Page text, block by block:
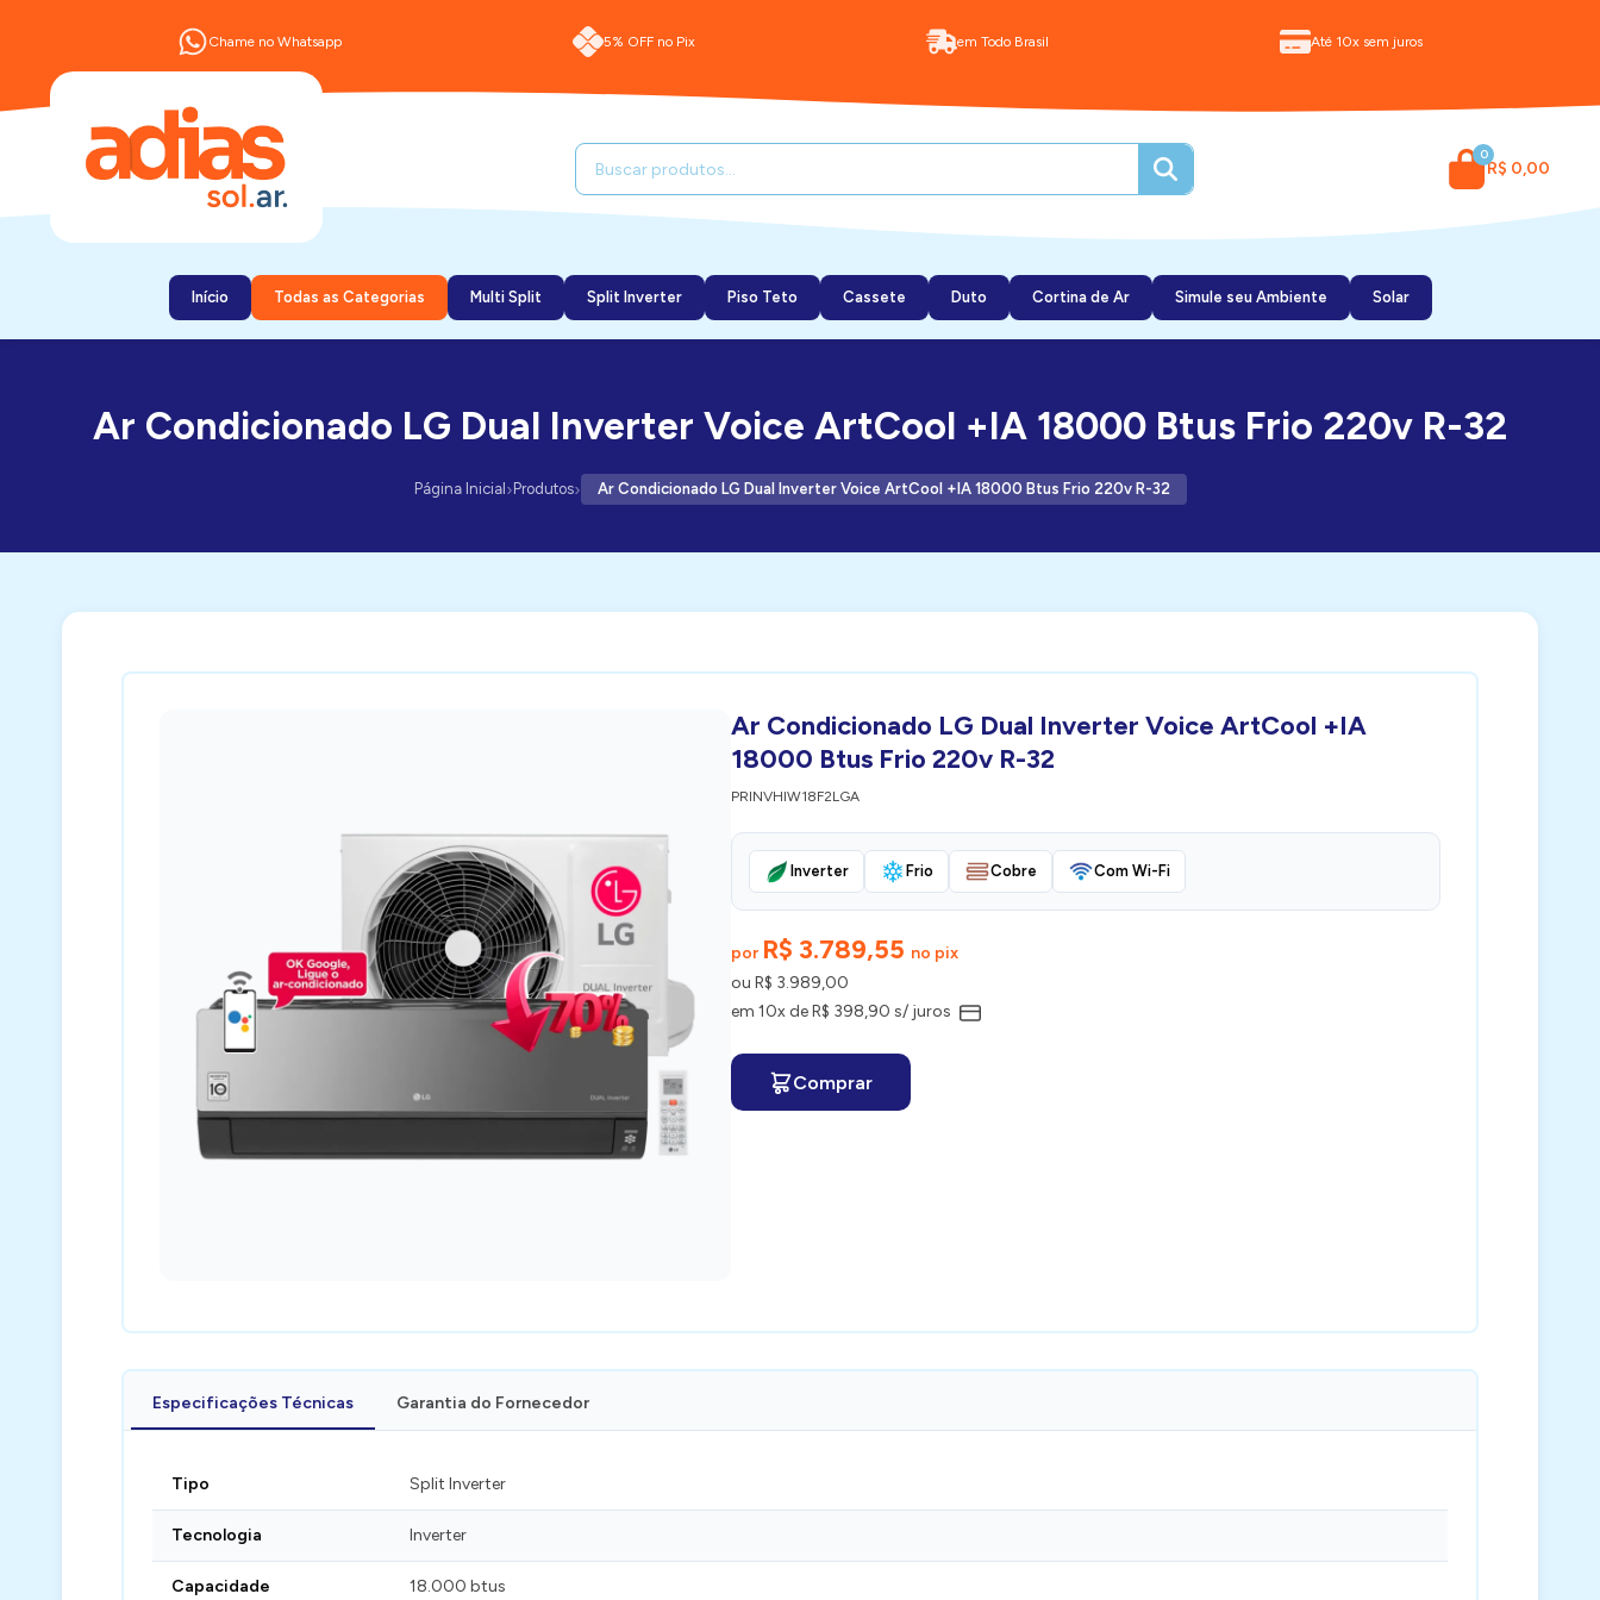
Chame no Whatsapp 5% OFF no Pix em Todo Brasil Até 10x sem juros
0
R$ 0,00
Início Todas as Categorias Multi Split Split Inverter Piso Teto Cassete Duto Cortina de Ar Simule seu Ambiente Solar
Ar Condicionado LG Dual Inverter Voice ArtCool +IA 18000 Btus Frio 220v R-32
Página Inicial › Produtos› Ar Condicionado LG Dual Inverter Voice ArtCool +IA 18000 Btus Frio 220v R-32
Ar Condicionado LG Dual Inverter Voice ArtCool +IA
18000 Btus Frio 220v R-32
PRINVHIW18F2LGA
Inverter Frio Cobre Com Wi-Fi
por R$ 3.789,55 no pix
ou R$ 3.989,00
em 10x de R$ 398,90 s/ juros
Comprar
Especificações Técnicas Garantia do Fornecedor
Tipo Split Inverter
Tecnologia Inverter
Capacidade 18.000 btus